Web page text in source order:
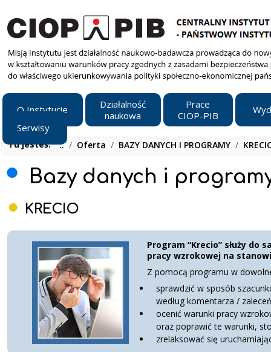
O Instytucie
Działalność
naukowa
Prace
CIOP-PIB
Serwisy
Tu jesteś: ../ Oferta / BAZY DANYCH I PROGRAMY /
Bazy danych i
KRECIO
Program “Krecio” służy do
pracy wzrokowej na
Z pomocą programu w
sprawdzić w sposób
według komentarza /
ocenić warunki pracy
oraz poprawić te warunki,
zrelaksować się